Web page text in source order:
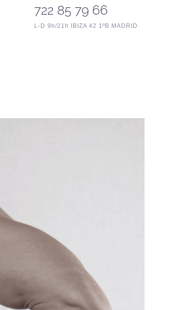
722 85 79 66
L-D 9h/21h IBIZA 42 1ºB MADRID